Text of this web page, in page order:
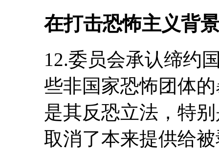
在打击恐怖主义背
12.委员会承认缔约
些非国家恐怖团体
是其反恐立法，特
取消了本来提供给